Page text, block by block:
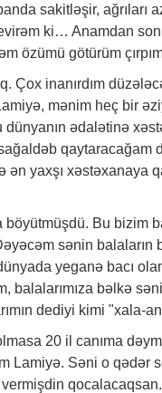
sakitləşir, ağrıları
ki… Anamdan
özümü götürüm
Çox inanırdım
mənim heç bir
dünyanın ədalətinə
qaytaracağam
yaxşı xəstəxanaya
Bu bizim
sənin balaların
yeganə bacı
balalarımıza bəlkə
dediyi kimi "xala-
20 il canıma
Lamiyə. Səni o qədər